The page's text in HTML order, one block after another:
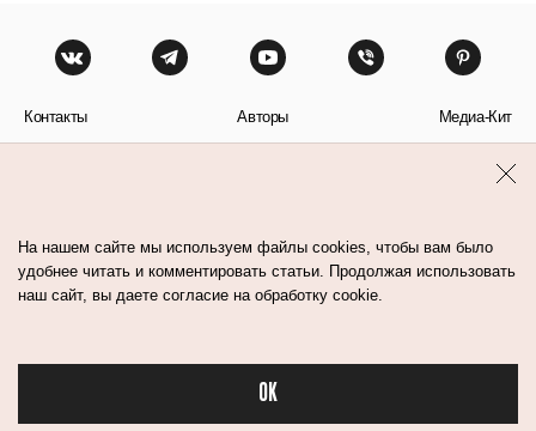
Контакты Авторы Медиа-Кит
На нашем сайте мы используем файлы cookies, чтобы вам было
удобнее читать и комментировать статьи. Продолжая использовать
наш сайт, вы даете согласие на обработку cookie.
OK